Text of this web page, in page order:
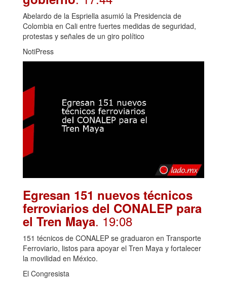
Abelardo de la Espriella asumió la Presidencia de
Colombia en Cali entre fuertes medidas de seguridad,
protestas y señales de un giro político
NotiPress
Egresan 151 nuevos técnicos
ferroviarios del CONALEP para
el Tren Maya. 19:08
151 técnicos de CONALEP se graduaron en Transporte
Ferroviario, listos para apoyar el Tren Maya y fortalecer
la movilidad en México.
El Congresista